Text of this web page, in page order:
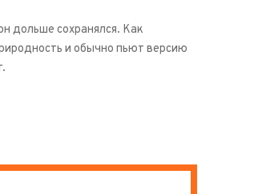
дольше сохранялся. Как
и обычно пьют версию